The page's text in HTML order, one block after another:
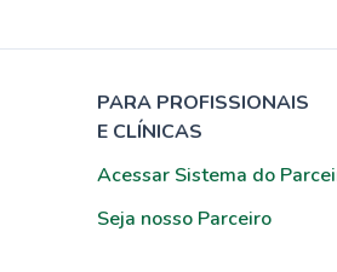
PARA PROFISSIONAIS
E CLÍNICAS
Acessar Sistema do
Seja nosso Parceiro